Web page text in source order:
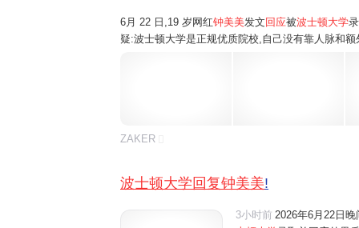
6月 22 日,19 岁网红钟美美发文 回应被波士顿大学
疑:波士顿大学是正规优质院校,自己没有靠人脉和
ZAKER
波士顿大学回复钟美美!
3小时前 2026年6月22日